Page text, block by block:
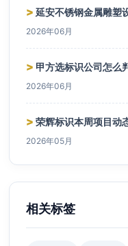
> 延安不锈钢金属雕塑
2026年06月
> 甲方选标识公司怎么
2026年06月
> 荣辉标识本周项目动
2026年05月
相关标签